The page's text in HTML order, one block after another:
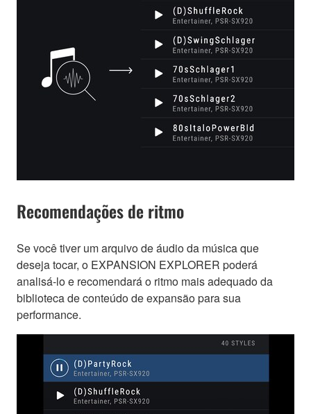
Recomendações de ritmo
Se você tiver um arquivo de áudio da música que
deseja tocar, o EXPANSION EXPLORER poderá
analisá-lo e recomendará o ritmo mais adequado da
biblioteca de conteúdo de expansão para sua
performance.